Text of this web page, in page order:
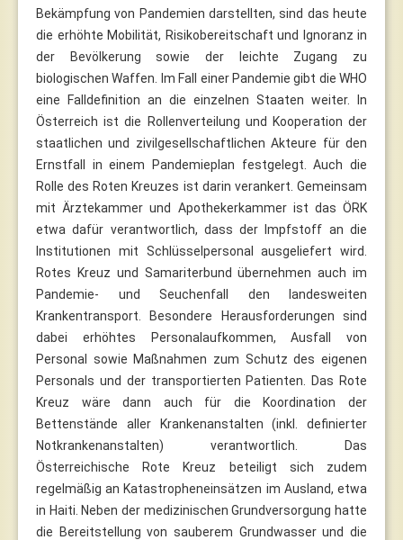
Bekämpfung von Pandemien darstellten, sind das heute
die erhöhte Mobilität, Risikobereitschaft und Ignoranz in
der Bevölkerung sowie der leichte Zugang zu
biologischen Waffen. Im Fall einer Pandemie gibt die WHO
eine Falldefinition an die einzelnen Staaten weiter. In
Österreich ist die Rollenverteilung und Kooperation der
staatlichen und zivilgesellschaftlichen Akteure für den
Ernstfall in einem Pandemieplan festgelegt. Auch die
Rolle des Roten Kreuzes ist darin verankert. Gemeinsam
mit Ärztekammer und Apothekerkammer ist das ÖRK
etwa dafür verantwortlich, dass der Impfstoff an die
Institutionen mit Schlüsselpersonal ausgeliefert wird.
Rotes Kreuz und Samariterbund übernehmen auch im
Pandemie- und Seuchenfall den landesweiten
Krankentransport. Besondere Herausforderungen sind
dabei erhöhtes Personalaufkommen, Ausfall von
Personal sowie Maßnahmen zum Schutz des eigenen
Personals und der transportierten Patienten. Das Rote
Kreuz wäre dann auch für die Koordination der
Bettenstände aller Krankenanstalten (inkl. definierter
Notkrankenanstalten) verantwortlich. Das
Österreichische Rote Kreuz beteiligt sich zudem
regelmäßig an Katastropheneinsätzen im Ausland, etwa
in Haiti. Neben der medizinischen Grundversorgung hatte
die Bereitstellung von sauberem Grundwasser und die